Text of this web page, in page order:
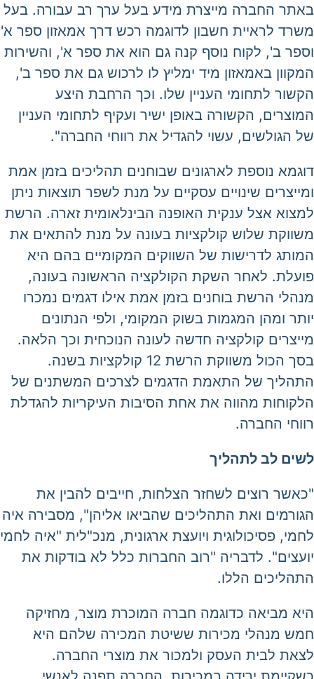
באתר החברה מייצרת מידע בעל ערך רב עבורה. בעל
משרד לראיית חשבון לדוגמה רכש דרך אמאזון ספר א'
וספר ב', לקוח נוסף קנה גם הוא את ספר א', והשירות
המקוון באמאזון מיד ימליץ לו לרכוש גם את ספר ב',
הקשור לתחומי העניין שלו. וכך הרחבת היצע
המוצרים, הקשורה באופן ישיר ועקיף לתחומי העניין
של הגולשים, עשוי להגדיל את רווחי החברה".
דוגמא נוספת לארגונים שבוחנים תהליכים בזמן אמת
ומייצרים שינויים עסקיים על מנת לשפר תוצאות ניתן
למצוא אצל ענקית האופנה הבינלאומית זארה. הרשת
משווקת שלוש קולקציות בעונה על מנת להתאים את
המותג לדרישות של השווקים המקומיים בהם היא
פועלת. לאחר השקת הקולקציה הראשונה בעונה,
מנהלי הרשת בוחנים בזמן אמת אילו דגמים נמכרו
יותר ומהן המגמות בשוק המקומי, ולפי הנתונים
מייצרים קולקציה חדשה לעונה הנוכחית וכך הלאה.
בסך הכול משווקת הרשת 12 קולקציות בשנה.
התהליך של התאמת הדגמים לצרכים המשתנים של
הלקוחות מהווה את אחת הסיבות העיקריות להגדלת
רווחי החברה.
לשים לב לתהליך
"כאשר רוצים לשחזר הצלחות, חייבים להבין את
הגורמים ואת התהליכים שהביאו אליהן", מסבירה איה
לחמי, פסיכולוגית ויועצת ארגונית, מנכ"לית "איה לחמי
יועצים". לדבריה "רוב החברות כלל לא בודקות את
התהליכים הללו.
היא מביאה כדוגמה חברה המוכרת מוצר, מחזיקה
חמש מנהלי מכירות ששיטת המכירה שלהם היא
לצאת לבית העסק ולמכור את מוצרי החברה.